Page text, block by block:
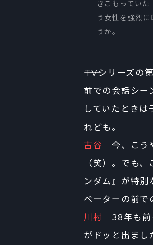
きこもってい
う女性を強烈
うか。
――TVシリーズ
前での会話シー
していたとき
れども。
古谷 今、こう
（笑）。でも
ンダム』が特
ベーターの前で
川村
38年も前
がドッと出まし